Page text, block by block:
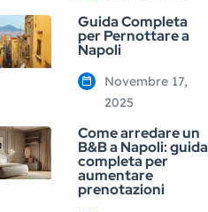
Guida Completa
per Pernottare a
Napoli
Novembre 17,
2025
Come arredare un
B&B a Napoli: guida
completa per
aumentare
prenotazioni